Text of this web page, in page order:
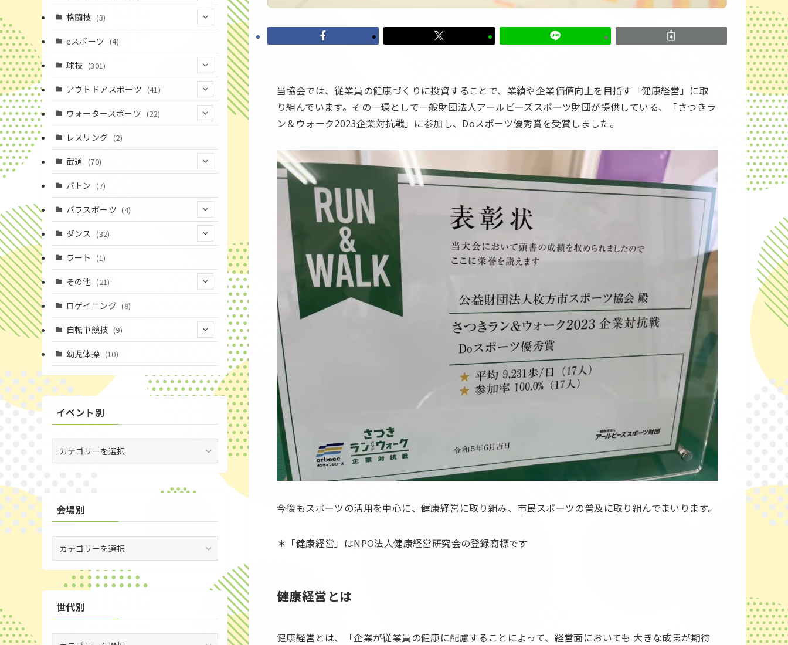
当協会では、従業員の健康づくりに投資することで、業績や企業価値向上を目指す「健康経営」に取
り組んでいます。その一環として一般財団法人アールビーズスポーツ財団が提供している、「さつきラ
ン＆ウォーク2023企業対抗戦」に参加し、Doスポーツ優秀賞を受賞しました。
今後もスポーツの活用を中心に、健康経営に取り組み、市民スポーツの普及に取り組んでまいります。
＊「健康経営」はNPO法人健康経営研究会の登録商標です
健康経営とは
健康経営とは、「企業が従業員の健康に配慮することによって、経営面においても 大きな成果が期待
(16)
(37)
(18)
(43)
(52)
格闘技 (3)
(3)
eスポーツ (4)
球技 (301)
(20)
(19)
(16)
(12)
(19)
(11)
(3)
(14)
(4)
(20)
(6)
(72)
(19)
(5)
(30)
アウトドアスポーツ (41)
(4)
(8)
ウォータースポーツ (22)
(7)
(15)
(1)
レスリング (2)
武道 (70)
(1)
(23)
(9)
(16)
(7)
バトン (7)
パラスポーツ (4)
ダンス (32)
(3)
(2)
ラート (1)
その他 (21)
(4)
(1)
ロゲイニング (8)
自転車競技 (9)
幼児体操 (10)
イベント別
会場別
別
世代別